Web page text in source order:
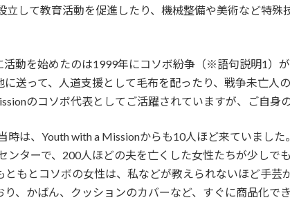
立して教育活動を促進したり、機械整備や美術など特
活動を始めたのは1999年にコソボ紛争（※語句説明1）
送って、人道支援として毛布を配ったり、戦争未亡人
のコソボ代表としてご活躍されていますが、ご自身
時は、Youth with a Missionからも10人ほど来ていまし
ターで、200人ほどの夫を亡くした女性たちが少しで
もとコソボの女性は、私などが教えられないほど手
、かばん、クッションのカバーなど、すぐに商品化で